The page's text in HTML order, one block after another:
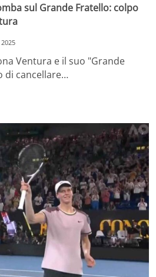
sul Grande Fratello: colpo
Ventura e il suo "Grande
di cancellare…